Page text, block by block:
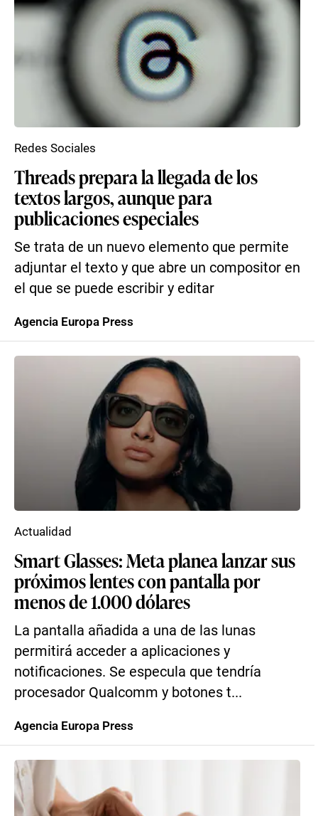
Threads prepara la llegada de los
textos largos, aunque para
publicaciones especiales
Se trata de un nuevo elemento que permite
adjuntar el texto y que abre un compositor en
el que se puede escribir y editar
Redes Sociales
Agencia Europa Press
Smart Glasses: Meta planea lanzar sus
próximos lentes con pantalla por
menos de 1.000 dólares
La pantalla añadida a una de las lunas
permitirá acceder a aplicaciones y
notificaciones. Se especula que tendría
procesador Qualcomm y botones t...
Actualidad
Agencia Europa Press